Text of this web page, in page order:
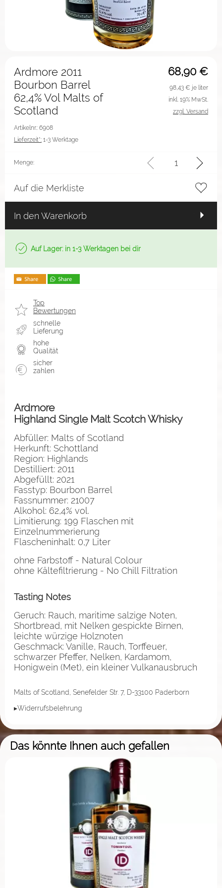
68,90 €
Ardmore 2011
Bourbon Barrel
62,4% Vol Malts of
Scotland
Artikelnr.: 6908
Lieferzeit*: 1-3 Werktage
98,43 € je liter
inkl. 19% MwSt.
zzgl. Versand
Menge:
Auf die Merkliste
In den Warenkorb
Auf Lager: in 1-3 Werktagen bei dir
Top
Bewertungen
schnelle
Lieferung
hohe
Qualität
sicher
zahlen
Ardmore
Highland Single Malt Scotch Whisky
Abfüller: Malts of Scotland
Herkunft: Schottland
Region: Highlands
Destilliert: 2011
Abgefüllt: 2021
Fasstyp: Bourbon Barrel
Fassnummer: 21007
Alkohol: 62,4% vol.
Limitierung: 199 Flaschen mit
Einzelnummerierung
Flascheninhalt: 0,7 Liter
ohne Farbstoff - Natural Colour
ohne Kältefiltrierung - No Chill Filtration
Tasting Notes
Geruch: Rauch, maritime salzige Noten,
Shortbread, mit Nelken gespickte Birnen,
leichte würzige Holznoten
Geschmack: Vanille, Rauch, Torffeuer,
schwarzer Pfeffer, Nelken, Kardamom,
Honigwein (Met), ein kleiner Vulkanausbruch
Malts of Scotland, Senefelder Str. 7, D-33100 Paderborn
▸Widerrufsbelehrung
Das könnte Ihnen auch gefallen